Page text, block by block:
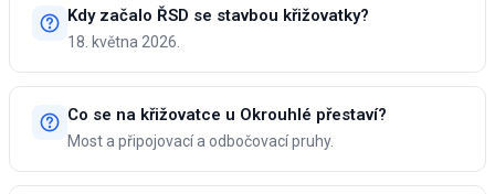
Kdy začalo ŘSD se stavbou křižovatky?
18. května 2026.
Co se na křižovatce u Okrouhlé přestaví?
Most a připojovací a odbočovací pruhy.